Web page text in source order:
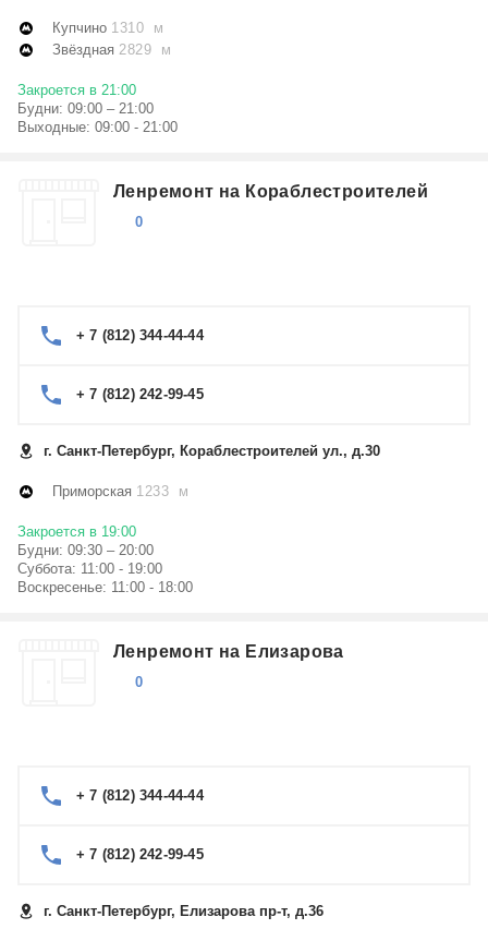
Купчино 1310 м
Звёздная 2829 м
Закроется в 21:00
Будни: 09:00 – 21:00
Выходные: 09:00 - 21:00
Ленремонт на Кораблестроителей
0
+ 7 (812) 344-44-44
+ 7 (812) 242-99-45
г. Санкт-Петербург, Кораблестроителей ул., д.30
Приморская 1233 м
Закроется в 19:00
Будни: 09:30 – 20:00
Суббота: 11:00 - 19:00
Воскресенье: 11:00 - 18:00
Ленремонт на Елизарова
0
+ 7 (812) 344-44-44
+ 7 (812) 242-99-45
г. Санкт-Петербург, Елизарова пр-т, д.36